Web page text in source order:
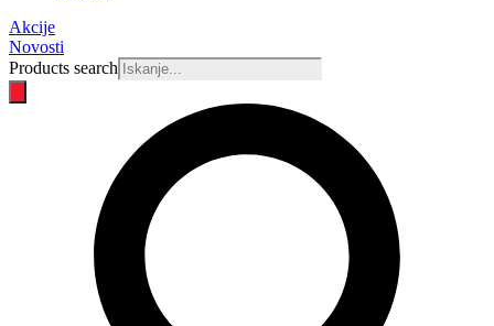
Akcije
Novosti
Products search